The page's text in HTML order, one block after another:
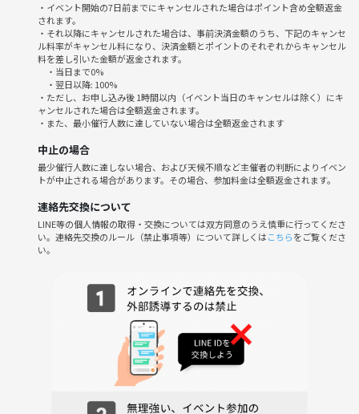
素敵な一日を心ゆくまで堪能しましょう〜✨🌃✨
・イベント開始の7日前までにキャンセルされた場合はポイント含め全額返金
されます。
・それ以降にキャンセルされた場合は、事前決済金額のうち、下記のキャンセ
ル料率がキャンセル料になり、決済金額とポイントのそれぞれからキャンセル
料を差し引いた金額が返金されます。
・当日まで0%
・翌日以降: 100%
・ただし、お申し込み後 1時間以内（イベント当日のキャンセルは除く）にキ
ャンセルされた場合は全額返金されます。
・また、最小催行人数に達していない場合は全額返金されます
中止の場合
最少催行人数に達しない場合、および天候不順など主催者の判断によりイベン
トが中止される場合があります。その場合、参加料金は全額返金されます。
連絡先交換について
LINE等の個人情報の取得・交換については双方同意のうえ慎重に行ってくださ
い。連絡先交換のルール（禁止事項等）について詳しくはこちらをご覧くださ
い。